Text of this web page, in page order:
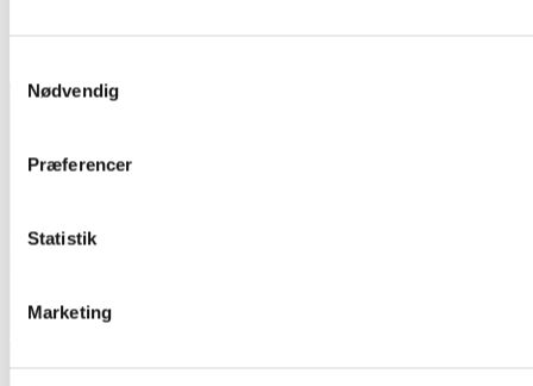
Nødvendig
Præferencer
Statistik
Marketing
INFORMATION
CSR
Om Lan-Com
KONTAKT
Hassellunden 7
2765 Smørum